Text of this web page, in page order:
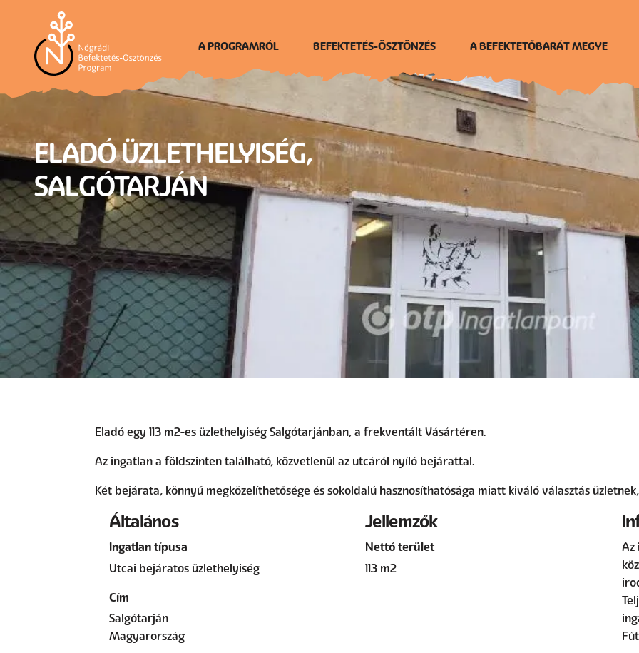
tartalomra
A PROGRAMRÓL BEFEKTETÉS-ÖSZTÖNZÉS A BEFEKTETŐBARÁT MEGYE
ELADÓ ÜZLETHELYISÉG,
SALGÓTARJÁN
Eladó egy 113 m2-es üzlethelyiség Salgótarjánban, a frekventált Vásártéren.
Az ingatlan a földszinten található, közvetlenül az utcáról nyíló bejárattal.
Két bejárata, könnyű megközelíthetősége és sokoldalú hasznosíthatósága miatt kiváló választás
Általános
Ingatlan típusa
Utcai bejáratos üzlethelyiség
Cím
Salgótarján
Magyarország
Jellemzők
Nettó terület
113 m2
Az